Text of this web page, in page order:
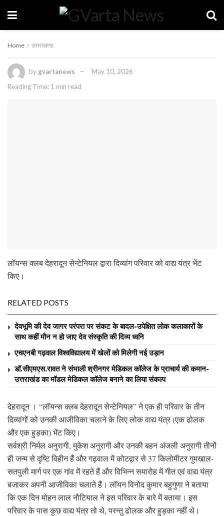
Home उत्तराखण्ड
by gvartanews
May 10, 2026
Reading Time: 1 min read
लॉयन्स क्लब देहरादून सेन्टेनियल द्वारा दिव्यांग परिवार को वाद्य यंत्र भेंट
किए।
RELATED POSTS
देवभूमि की देव जागर परंपरा पर संकट के बादल-उपेक्षित लोक कलाकारों के
साथ कहीं मौन न हो जाए देव संस्कृति की दिव्य ध्वनि
एचएनबी गढ़वाल विश्वविद्यालय में खेलों को मिलेगी नई उड़ान
डॉ.सीएमएस.रावत ने संभाली श्रीनगर मेडिकल कॉलेज के प्राचार्य की कमान-
उत्तराखंड का मॉडल मेडिकल कॉलेज बनाने का लिया संकल्प
देहरादून । “लॉयन्स क्लब देहरादून सेन्टेनियल” ने एक ही परिवार के तीन
दिव्यांगों को उनकी आजीविका चलाने के लिए लोक वाद्य यंत्र (एक ढोलक
और एक हुड़का) भेंट किए।
सर्वश्री निर्मल अनुरागी, मुकेश अनुरागी और उनकी बहन अंजली अनुरागी तीनों
ही जन्म से दृष्टि विहीन हैं और गढ़वाल में कोटद्वार से 37 किलोमीटर गुमखाल-
सतपुली मार्ग पर एक गांव में रहते हैं और विभिन्न समारोह में गीत एवं वाद्य यंत्र
बजाकर अपनी आजीविका चलाते हैं। लॉयन विनोद कुमार बहुगुणा ने बताया
कि एक दिन मोहन लाल नौटियाल ने इस परिवार के बारे में बताया। इस
परिवार के पास कुछ वाद्य यंत्र तो थे, परन्तु ढोलक और हुड़का नहीं थे।